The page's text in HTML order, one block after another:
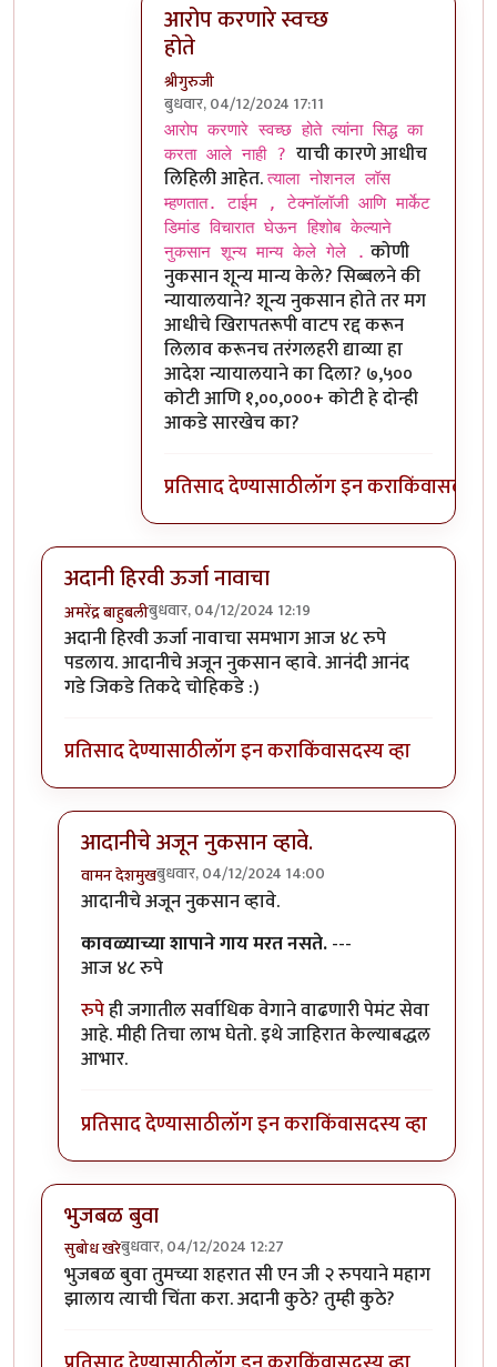
आरोप करणारे स्वच्छ
होते
श्रीगुरुजी
बुधवार, 04/12/2024 17:11
In reply to तो भ्रष्ट सरकारमध्ये मंत्री by
आरोप करणारे स्वच्छ होते त्यांना सिद्ध का
करता आले नाही ? याची कारणे आधीच
लिहिली आहेत.त्याला नोशनल लॉस
म्हणतात. टाईम , टेक्नॉलॉजी आणि मार्केट
डिमांड विचारात घेऊन हिशोब केल्याने
नुकसान शून्य मान्य केले गेले . कोणी
नुकसान शून्य मान्य केले? सिब्बलने की
न्यायालयाने? शून्य नुकसान होते तर मग
आधीचे खिरापतरूपी वाटप रद्द करून
लिलाव करूनच तरंगलहरी द्याव्या हा
आदेश न्यायालयाने का दिला? ७,५००
कोटी आणि १,००,०००+ कोटी हे दोन्ही
आकडे सारखेच का?
प्रतिसाद देण्यासाठीलॉग इन कराकिंवासदस्य
अदानी हिरवी ऊर्जा नावाचा
अमरेंद्र बाहुबलीबुधवार, 04/12/2024 12:19
अदानी हिरवी ऊर्जा नावाचा समभाग आज ४८ रुपे
पडलाय. आदानीचे अजून नुकसान व्हावे. आनंदी आनंद
गडे जिकडे तिकदे चोहिकडे :)
प्रतिसाद देण्यासाठीलॉग इन कराकिंवासदस्य व्हा
आदानीचे अजून नुकसान व्हावे.
वामन देशमुखबुधवार, 04/12/2024 14:00
In reply toअदानी हिरवी ऊर्जा नावाचा
आदानीचे अजून नुकसान व्हावे.
कावळ्याच्या शापाने गाय मरत नसते.---
आज ४८ रुपे
रुपेही जगातील सर्वाधिक वेगाने वाढणारी पेमंट सेवा
आहे. मीही तिचा लाभ घेतो. इथे जाहिरात केल्याबद्धल
आभार.
प्रतिसाद देण्यासाठीलॉग इन कराकिंवासदस्य व्हा
भुजबळ बुवा
सुबोध खरेबुधवार, 04/12/2024 12:27
भुजबळ बुवा तुमच्या शहरात सी एन जी २ रुपयाने महाग
झालाय त्याची चिंता करा. अदानी कुठे? तुम्ही कुठे?